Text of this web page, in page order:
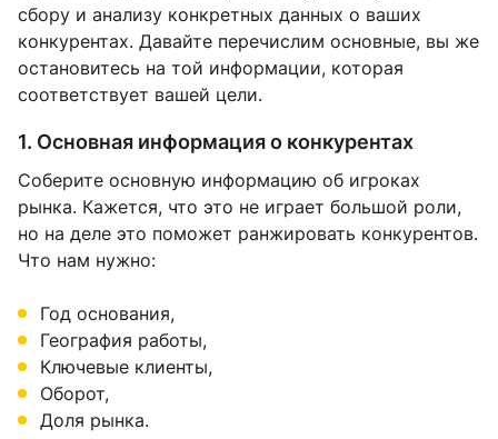
сбору и анализу конкретных данных о ваших
конкурентах. Давайте перечислим основные, вы же
остановитесь на той информации, которая
соответствует вашей цели.
1. Основная информация о конкурентах
Соберите основную информацию об игроках
рынка. Кажется, что это не играет большой роли,
но на деле это поможет ранжировать конкурентов.
Что нам нужно:
Год основания,
География работы,
Ключевые клиенты,
Оборот,
Доля рынка.